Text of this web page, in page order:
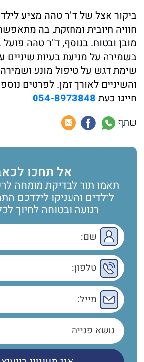
ביקור אצל של ד"ר טהה מציע
חוויה חיובית ומחזקת, בה
מובן ובטוח. בנוסף, ד"ר טהה
בשמירה על מניעת בעיות שיניים
שימת דגש על טיפול מונע
והשיניים לאורך זמן. לפרטים
חייגו כעת 054-8973848
שתף
אל תחכו
תאמו תור לבדיקת מומחה
לילדים והעניקו לילדכם
רגועה ובטוחה לחיוך